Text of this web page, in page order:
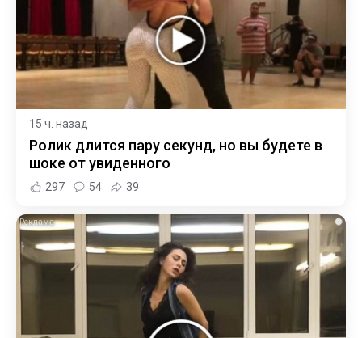
15 ч. назад
Ролик длится пару секунд, но вы будете в
шоке от увиденного
297 54 39
i